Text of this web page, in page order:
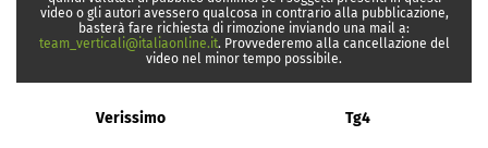
video o gli autori avessero qualcosa in contrario alla pubblicazione,
basterà fare richiesta di rimozione inviando una mail a:
team_verticali@italiaonline.it. Provvederemo alla cancellazione del
video nel minor tempo possibile.
Verissimo Tg4